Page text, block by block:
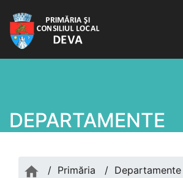
DEPARTAMENTE
/ Primăria / Departamente